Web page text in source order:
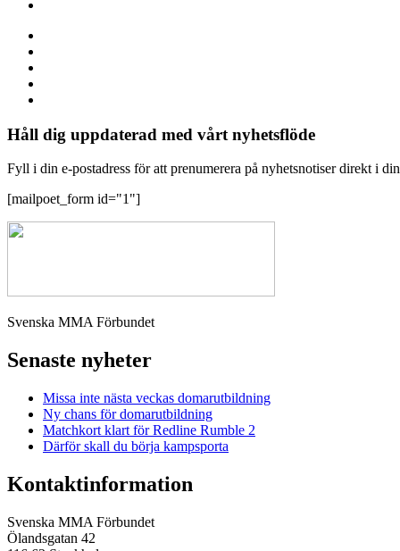
Håll dig uppdaterad med vårt nyhetsflöde
Fyll i din e-postadress för att prenumerera på nyhetsnotiser direkt i
[mailpoet_form id="1"]
Svenska MMA Förbundet
Senaste nyheter
Missa inte nästa veckas domarutbildning
Ny chans för domarutbildning
Matchkort klart för Redline Rumble 2
Därför skall du börja kampsporta
Kontaktinformation
Svenska MMA Förbundet
Ölandsgatan 42